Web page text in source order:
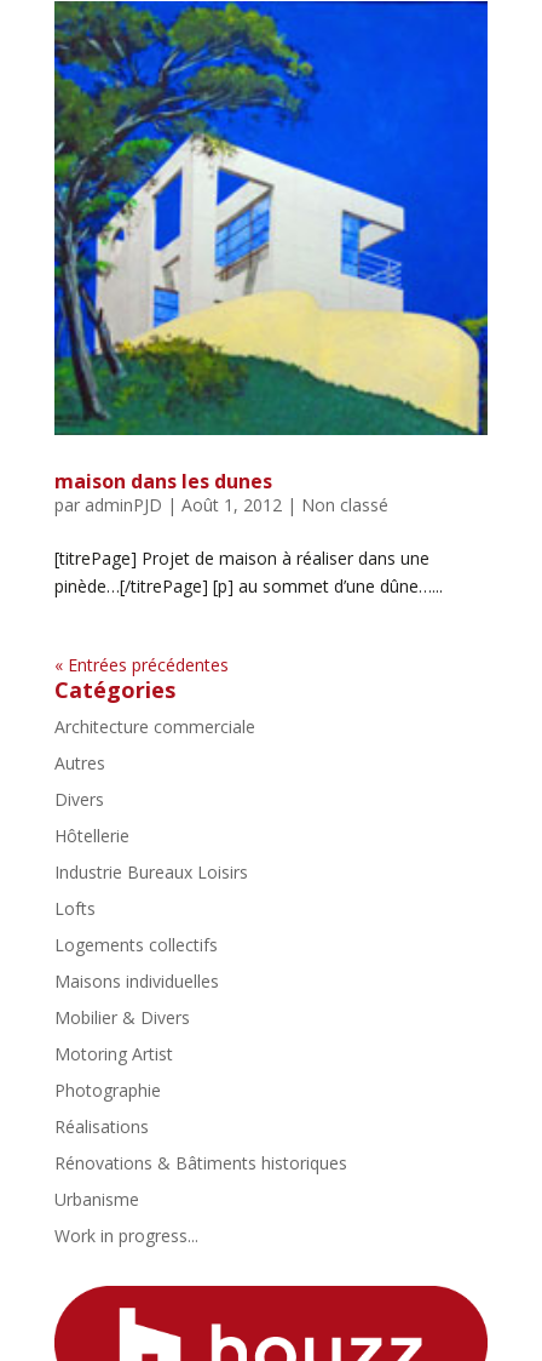
maison dans les dunes
par adminPJD | Août 1, 2012| Non classé
[titrePage] Projet de maison à réaliser dans une
pinède…[/titrePage] [p] au sommet d’une dûne…...
« Entrées précédentes
Catégories
Architecture commerciale
Autres
Divers
Hôtellerie
Industrie Bureaux Loisirs
Lofts
Logements collectifs
Maisons individuelles
Mobilier & Divers
Motoring Artist
Photographie
Réalisations
Rénovations & Bâtiments historiques
Urbanisme
Work in progress...